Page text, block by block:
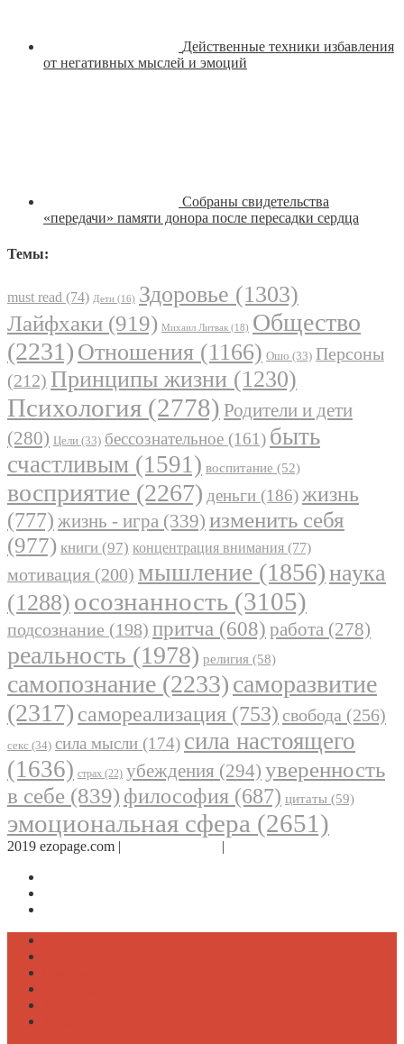
Действенные техники избавления
от негативных мыслей и эмоций
Собраны свидетельства
«передачи» памяти донора после пересадки сердца
Темы:
must read (74) Дети (16) Здоровье (1303)
Лайфхаки (919) Михаил Литвак (18) Общество
(2231) Отношения (1166) Ошо (33) Персоны
(212) Принципы жизни (1230)
Психология (2778) Родители и дети
(280) Цели (33) бессознательное (161) быть
счастливым (1591) воспитание (52)
восприятие (2267) деньги (186)жизнь
(777) жизнь - игра (339) изменить себя
(977) книги (97) концентрация внимания (77)
мотивация (200) мышление (1856)наука
(1288) осознанность (3105)
подсознание (198) притча (608) работа (278)
реальность (1978) религия (58)
самопознание (2233)саморазвитие
(2317) самореализация (753) свобода (256)
секс (34) сила мысли (174) сила настоящего
(1636) страх (22) убеждения (294) уверенность
в себе (839) философия (687) цитаты (59)
эмоциональная сфера (2651)
2019 ezopage.com | |